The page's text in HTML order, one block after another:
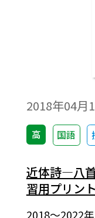
2018年04月
高 国語
近体詩―八
習用プリント
2018～2022